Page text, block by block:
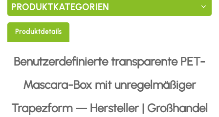
PRODUKTKATEGORIEN
Produktdetails
Benutzerdefinierte transparente PET-
Mascara-Box mit unregelmäßiger
Trapezform — Hersteller | Großhandel